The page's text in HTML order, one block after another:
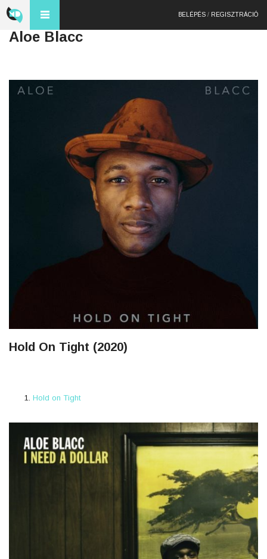
BELÉPÉS / REGISZTRÁCIÓ
Aloe Blacc
Hold On Tight (2020)
Hold on Tight